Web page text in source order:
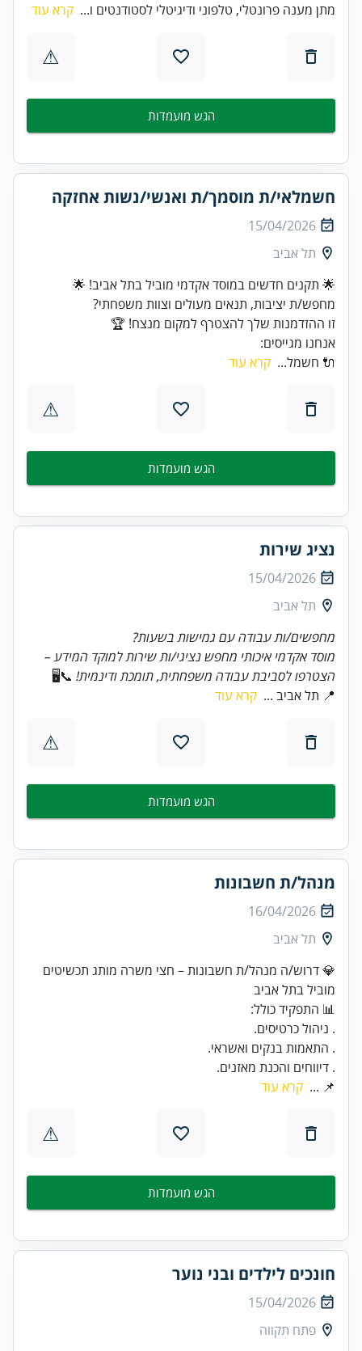
מתן מענה פרונטלי, טלפוני ודיגיטלי לסטודנטים ו... קרא עוד
⚠
הגש מועמדות
חשמלאי/ת מוסמך/ת ואנשי/נשות אחזקה
15/04/2026
תל אביב
זו ההזדמנות שלך להצטרף למקום מנצח! 🏆
אנחנו מגייסים:
🔌 חשמל... קרא עוד
⚠
הגש מועמדות
נציג שירות
15/04/2026
תל אביב
מחפשים/ות עבודה עם גמישות בשעות?
מוסד אקדמי איכותי מחפש נציגי/ות שירות למוקד המידע –
הצטרפו לסביבת עבודה משפחתית, תומכת ודינמית! 📞🖥️
📍 תל אביב ... קרא עוד
⚠
הגש מועמדות
מנהל/ת חשבונות
16/04/2026
תל אביב
💎 דרוש/ה מנהל/ת חשבונות – חצי משרה מותג תכשיטים
מוביל בתל אביב
. דיווחים והכנת מאזנים.
📌 ... קרא עוד
⚠
הגש מועמדות
חונכים לילדים ובני נוער
15/04/2026
פתח תקווה